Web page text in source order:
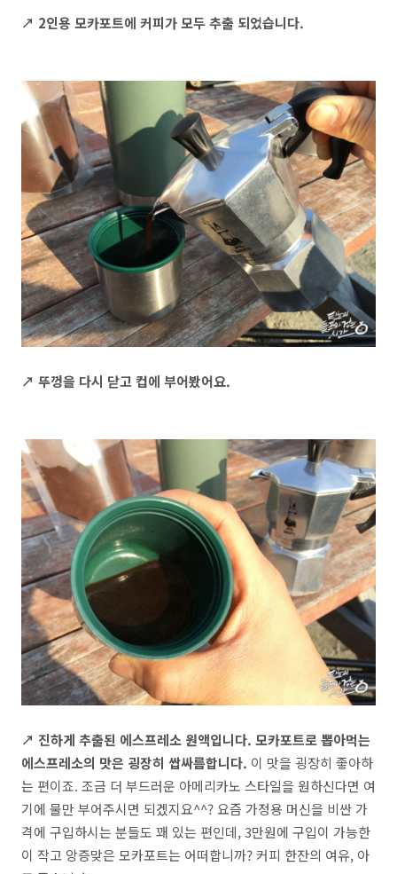
↗ 2인용 모카포트에 커피가 모두 추출 되었습니다.
↗ 뚜껑을 다시 닫고 컵에 부어봤어요.
↗ 진하게 추출된 에스프레소 원액입니다. 모카포트로 뽑아먹는
에스프레소의 맛은 굉장히 쌉싸름합니다. 이 맛을 굉장히 좋아하
는 편이죠. 조금 더 부드러운 아메리카노 스타일을 원하신다면 여
기에 물만 부어주시면 되겠지요^^? 요즘 가정용 머신을 비싼 가
격에 구입하시는 분들도 꽤 있는 편인데, 3만원에 구입이 가능한
이 작고 앙증맞은 모카포트는 어떠합니까? 커피 한잔의 여유, 아